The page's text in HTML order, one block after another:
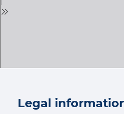
Legal